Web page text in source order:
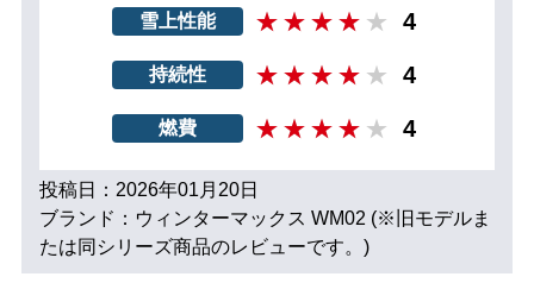
雪上性能 4
持続性 4
燃費 4
投稿日：2026年01月20日
ブランド：ウィンターマックス WM02 (※旧モデルま
たは同シリーズ商品のレビューです。)